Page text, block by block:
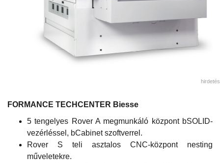
hirdetés
FORMANCE TECHCENTER Biesse
5 tengelyes Rover A megmunkáló központ bSOLID-
vezérléssel, bCabinet szoftverrel.
Rover S teli asztalos CNC-központ nesting
műveletekre.